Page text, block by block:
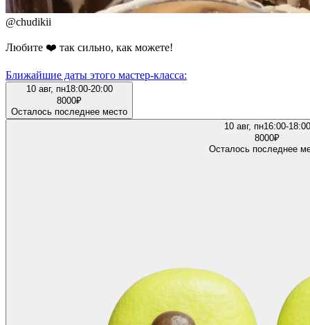
@chudikii
Любите ❤️ так сильно, как можете!
Ближайшие даты этого мастер‑класса:
10 авг, пн18:00-20:00
8000₽
Осталось последнее место
10 авг, пн16:00-18:00
8000₽
Осталось последнее